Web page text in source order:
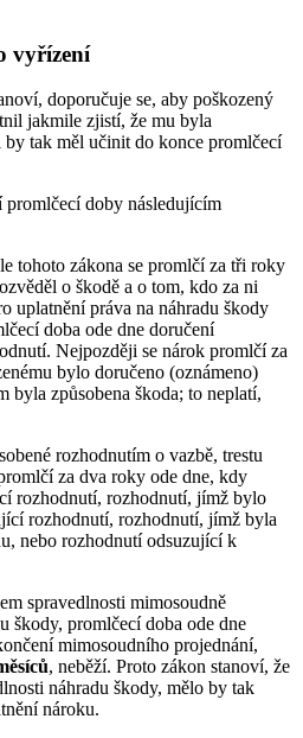
vyřízení
doporučuje se, aby poškozený
jakmile zjistí, že mu byla
by tak měl učinit do konce promlčecí
promlčecí doby následujícím
tohoto zákona se promlčí za tři roky
o škodě a o tom, kdo za ni
uplatnění práva na náhradu škody
doba ode dne doručení
Nejpozději se nárok promlčí za
bylo doručeno (oznámeno)
byla způsobena škoda; to neplatí,
rozhodnutím o vazbě, trestu
za dva roky ode dne, kdy
rozhodnutí, rozhodnutí, jímž bylo
rozhodnutí, rozhodnutí, jímž byla
nebo rozhodnutí odsuzující k
spravedlnosti mimosoudně
škody, promlčecí doba ode dne
mimosoudního projednání,
, neběží. Proto zákon stanoví, že
náhradu škody, mělo by tak
nároku.